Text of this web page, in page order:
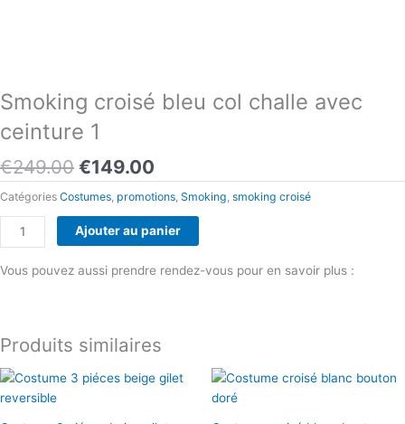
Smoking croisé bleu col challe avec
ceinture 1
€249.00 Le
prix
initial
était :
€249.00.
€149.00
prix
actuel
est :
€149.00.
Catégories Costumes promotions Smoking smoking croisé
quantité
de
Smoking
challe
ceinture
1
Ajouter au panier
Vous pouvez aussi prendre rendez-vous pour en savoir plus :
Produits similaires